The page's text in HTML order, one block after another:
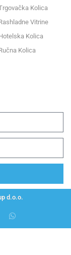
Kolica
Vitrine
Kolica
Kolica
d.o.o.